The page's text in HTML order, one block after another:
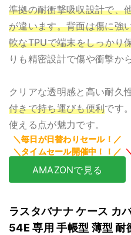
準拠の耐衝撃吸収設計で、
が違います。背面は傷に強
軟なTPUで端末をしっかり
りも精密設計で傷や衝撃か
クリアな透明感と高い耐久
付きで持ち運びも便利です
使える点が魅力です。
AMAZONで見る
ラスタバナナ ケース カ
54E 専用 手帳型 薄型 耐